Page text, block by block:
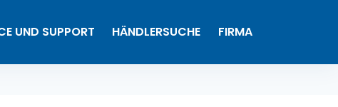
Meine Produkte
UND SUPPORT HÄNDLERSUCHE FIRMA